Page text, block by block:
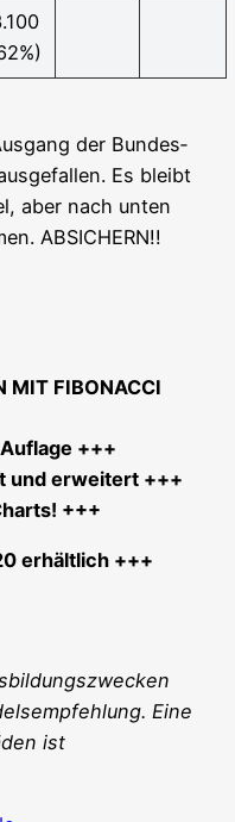
der Bun­des­
Es bleibt
aber nach unten
ABSICHERN!!
MIT FIBONACCI
+++
und erwei­tert +++
+++
erhältlich +++
Eine
ist